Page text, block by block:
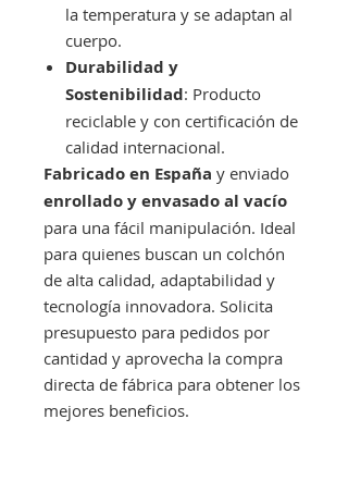
la temperatura y se adaptan al
cuerpo.
Durabilidad y
Sostenibilidad: Producto
reciclable y con certificación de
calidad internacional.
Fabricado en España y enviado
enrollado y envasado al vacío
para una fácil manipulación. Ideal
para quienes buscan un colchón
de alta calidad, adaptabilidad y
tecnología innovadora. Solicita
presupuesto para pedidos por
cantidad y aprovecha la compra
directa de fábrica para obtener los
mejores beneficios.